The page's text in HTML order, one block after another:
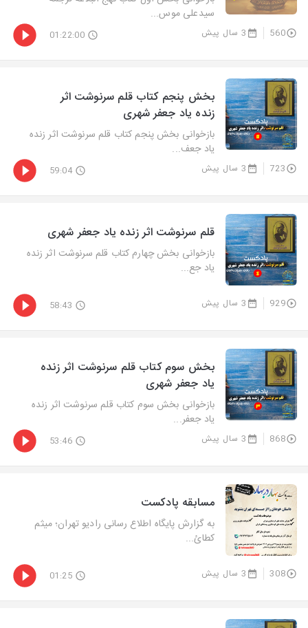
سیدعلی موس...
560 3 سال پیش 01:22:00
بخش پنجم كتاب قلم سرنوشت اثر
زنده یاد جعفر شهری
بازخوانی بخش پنجم كتاب قلم سرنوشت اثر زنده
یاد جعف...
723 3 سال پیش 59:04
قلم سرنوشت اثر زنده یاد جعفر شهری
بازخوانی بخش چهارم كتاب قلم سرنوشت اثر زنده
یاد جع...
929 3 سال پیش 58:43
بخش سوم كتاب قلم سرنوشت اثر زنده
یاد جعفر شهری
بازخوانی بخش سوم كتاب قلم سرنوشت اثر زنده
یاد جعفر...
868 3 سال پیش 53:46
مسابقه پادکست
به گزارش پایگاه اطلاع رسانی رادیو تهران؛ میثم
كطائ...
308 3 سال پیش 01:25